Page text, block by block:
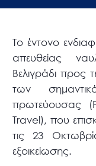
Το έντονο
απευθείας
Βελιγράδι προς
των
πρωτεύουσας
Travel), που
τις 23
εξοικείωσης.